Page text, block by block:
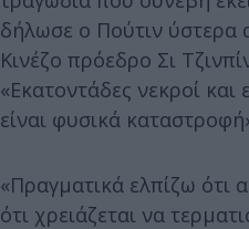
δήλωσε ο Πούτιν ύστερα
Κινέζο πρόεδρο Σι
«Εκατοντάδες νεκροί και
είναι φυσικά
«Πραγματικά ελπίζω ότι
ότι χρειάζεται να